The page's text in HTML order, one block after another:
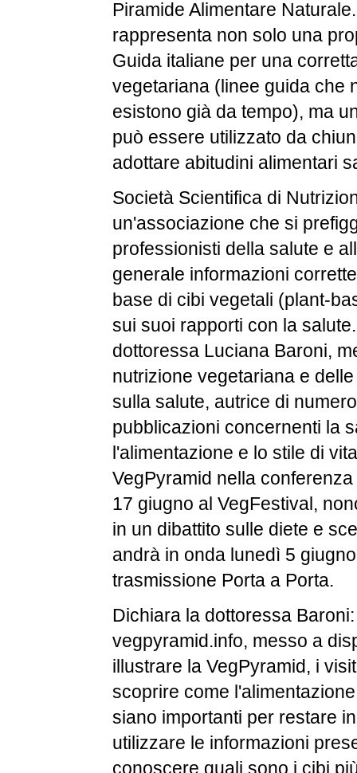
Piramide Alimentare
rappresenta non solo una
Guida italiane per una
vegetariana (linee guida che
esistono già da tempo), ma
può essere utilizzato da
adottare abitudini alimentari
Società Scientifica di
un'associazione che si
professionisti della salute e
generale informazioni
base di cibi vegetali (plant-
sui suoi rapporti con la
dottoressa Luciana Baroni,
nutrizione vegetariana e
sulla salute, autrice di
pubblicazioni concernenti la
l'alimentazione e lo stile di
VegPyramid nella
17 giugno al VegFestival,
in un dibattito sulle diete e
andrà in onda lunedì 5
trasmissione Porta a Porta.
Dichiara la dottoressa
vegpyramid.info, messo a
illustrare la VegPyramid, i
scoprire come
siano importanti per restare
utilizzare le informazioni
conoscere quali sono i cibi